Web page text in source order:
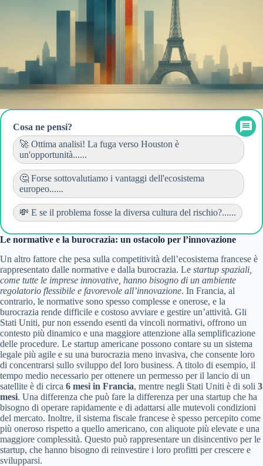
Cosa ne pensi?
🚀 Ottima analisi! La fuga verso Houston è
un'opportunità......
🤔 Forse sottovalutiamo i vantaggi dell'ecosistema
europeo......
💸 E se il problema fosse la diversa cultura del rischio?......
Le normative e la burocrazia: un ostacolo per l’innovazione
Un altro fattore che pesa sulla competitività dell’ecosistema francese è
rappresentato dalle normative e dalla burocrazia. Le startup spaziali,
come tutte le imprese innovative, hanno bisogno di un ambiente
regolatorio flessibile e favorevole all’innovazione. In Francia, al
contrario, le normative sono spesso complesse e onerose, e la
burocrazia rende difficile e costoso avviare e gestire un’attività. Gli
Stati Uniti, pur non essendo esenti da vincoli normativi, offrono un
contesto più dinamico e una maggiore attenzione alla semplificazione
delle procedure. Le startup americane possono contare su un sistema
legale più agile e su una burocrazia meno invasiva, che consente loro
di concentrarsi sullo sviluppo del loro business. A titolo di esempio, il
tempo medio necessario per ottenere un permesso per il lancio di un
satellite è di circa 6 mesi in Francia, mentre negli Stati Uniti è di soli 3
mesi. Una differenza che può fare la differenza per una startup che ha
bisogno di operare rapidamente e di adattarsi alle mutevoli condizioni
del mercato. Inoltre, il sistema fiscale francese è spesso percepito come
più oneroso rispetto a quello americano, con aliquote più elevate e una
maggiore complessità. Questo può rappresentare un disincentivo per le
startup, che hanno bisogno di reinvestire i loro profitti per crescere e
svilupparsi.